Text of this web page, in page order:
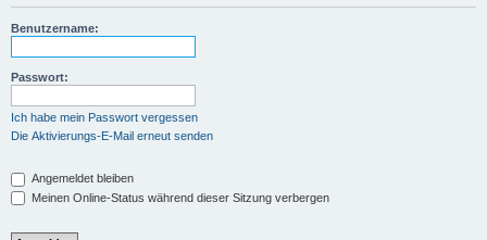
Benutzername:
Passwort:
Ich habe mein Passwort vergessen
Die Aktivierungs-E-Mail erneut senden
Angemeldet bleiben
Meinen Online-Status während dieser Sitzung verbergen